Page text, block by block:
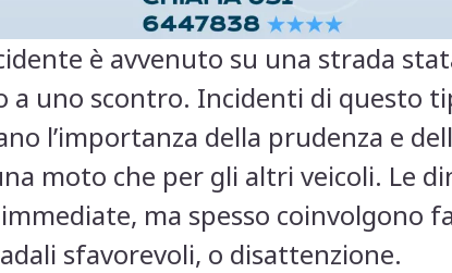
è avvenuto su una strada
a uno scontro. Incidenti di questo
l’importanza della prudenza e
moto che per gli altri veicoli. Le
ma spesso coinvolgono
sfavorevoli, o disattenzione.